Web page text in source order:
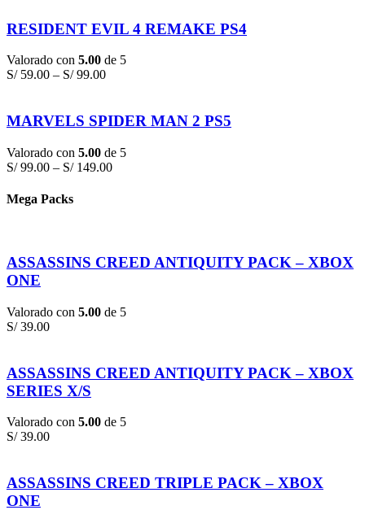
RESIDENT EVIL 4 REMAKE PS4
Valorado con 5.00 de 5
S/59.00 – S/99.00
MARVELS SPIDER MAN 2 PS5
Valorado con 5.00 de 5
S/99.00 – S/149.00
Mega Packs
ASSASSINS CREED ANTIQUITY PACK – XBOX
ONE
Valorado con 5.00 de 5
S/39.00
ASSASSINS CREED ANTIQUITY PACK – XBOX
SERIES X/S
Valorado con 5.00 de 5
S/39.00
ASSASSINS CREED TRIPLE PACK – XBOX
ONE